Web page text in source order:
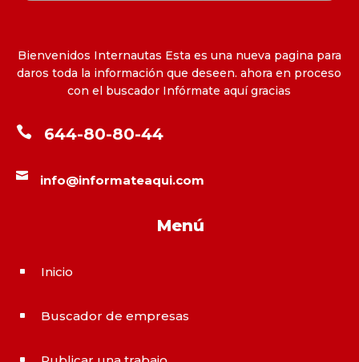
Bienvenidos Internautas Esta es una nueva pagina para
daros toda la información que deseen. ahora en proceso
con el buscador Infórmate aquí gracias
 644-80-80-44
 info@informateaqui.com
Menú
^ Inicio
^ Buscador de empresas